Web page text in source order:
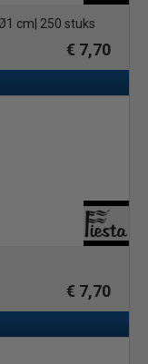
cm| 250 stuks
€ 7,70
€ 7,70